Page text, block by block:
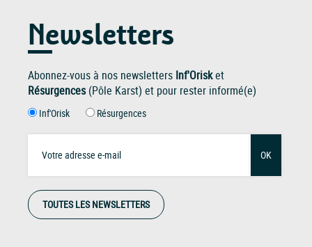
Newsletters
Abonnez-vous à nos newsletters Inf'Orisket
Résurgences(Pôle Karst) et pour rester informé(e)
Inf'Orisk Résurgences
OK
TOUTES LES NEWSLETTERS